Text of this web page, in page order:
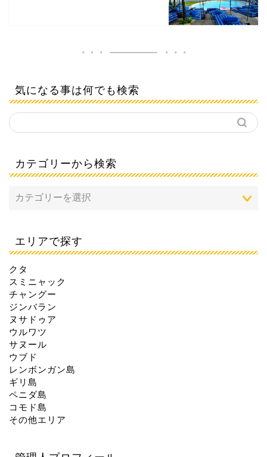
気になる事は何でも検索
カテゴリーから検索
エリアで探す
クタ
スミニャック
チャングー
ジンバラン
ヌサドゥア
ウルワツ
サヌール
ウブド
レンボンガン島
ギリ島
ペニダ島
コモド島
その他エリア